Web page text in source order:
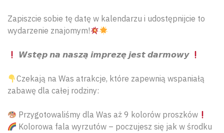
Zapiszcie sobie tę datę w kalendarzu i udostępnijcie to
wydarzenie znajomym!
𝙒𝙨𝙩𝙚̨𝙥 𝙣𝙖 𝙣𝙖𝙨𝙯𝙖̨ 𝙞𝙢𝙥𝙧𝙚𝙯𝙚̨ 𝙟𝙚𝙨𝙩 𝙙𝙖𝙧𝙢𝙤𝙬𝙮
Czekają na Was atrakcje, które zapewnią wspaniałą
zabawę dla całej rodziny:
Przygotowaliśmy dla Was aż 9 kolorów proszków
Kolorowa fala wyrzutów – poczujesz się jak w środku